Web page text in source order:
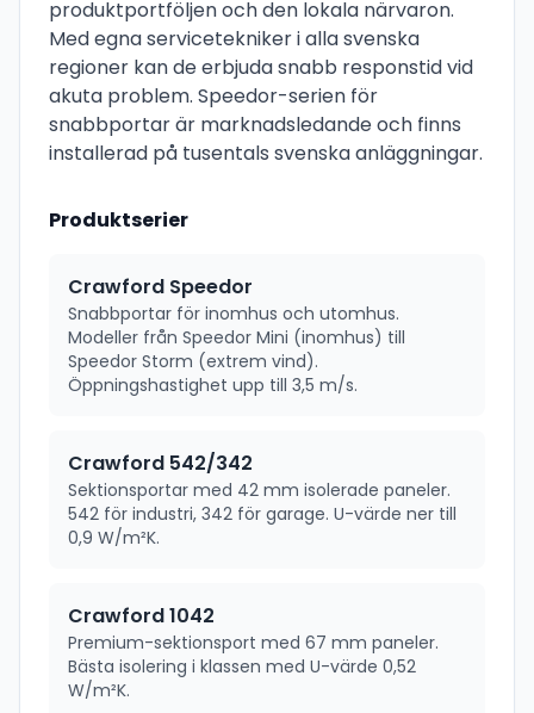
produktportföljen och den lokala närvaron.
Med egna servicetekniker i alla svenska
regioner kan de erbjuda snabb responstid vid
akuta problem. Speedor-serien för
snabbportar är marknadsledande och finns
installerad på tusentals svenska anläggningar.
Produktserier
Crawford Speedor
Snabbportar för inomhus och utomhus.
Modeller från Speedor Mini (inomhus) till
Speedor Storm (extrem vind).
Öppningshastighet upp till 3,5 m/s.
Crawford 542/342
Sektionsportar med 42 mm isolerade paneler.
542 för industri, 342 för garage. U-värde ner till
0,9 W/m²K.
Crawford 1042
Premium-sektionsport med 67 mm paneler.
Bästa isolering i klassen med U-värde 0,52
W/m²K.